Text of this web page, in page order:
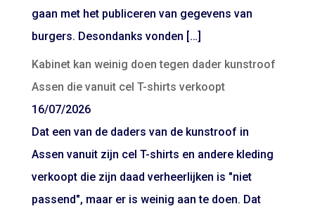
gaan met het publiceren van gegevens van
burgers. Desondanks vonden […]
Kabinet kan weinig doen tegen dader kunstroof
Assen die vanuit cel T-shirts verkoopt
16/07/2026
Dat een van de daders van de kunstroof in
Assen vanuit zijn cel T-shirts en andere kleding
verkoopt die zijn daad verheerlijken is "niet
passend", maar er is weinig aan te doen. Dat